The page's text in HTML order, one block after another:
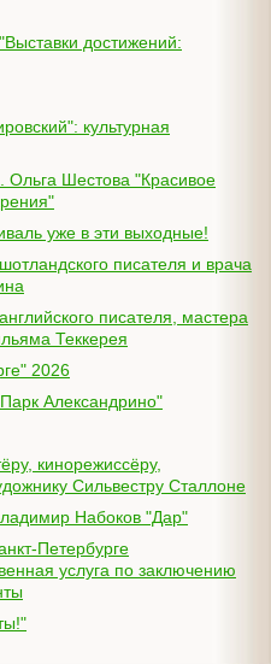
уже в эти выходные!
Теккерея
2026
Александрино"
Сильвестру Сталлоне
Набоков "Дар"
услуга по заключению